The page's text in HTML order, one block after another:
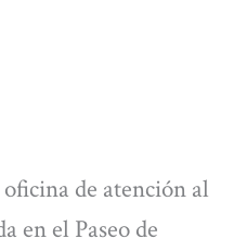
de atención al
en el Paseo de